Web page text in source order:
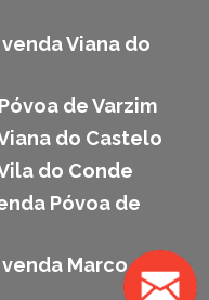
Viana do
de Varzim
do Castelo
do Conde
Póvoa de
Marco de